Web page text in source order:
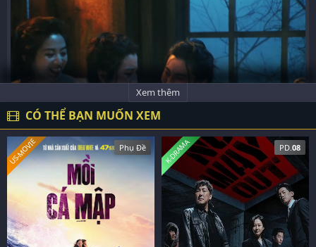
Xem thêm
CÓ THỂ BẠN MUỐN XEM
Phụ Đề
US-MOVIE PD. 08
K-DRAMA